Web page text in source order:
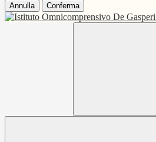
Annulla Conferma